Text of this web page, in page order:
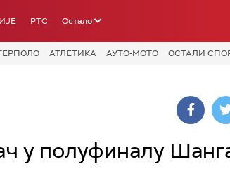
РТС Остало
АТЛЕТИКА АУТО-МОТО ОСТАЛИ
у полуфиналу